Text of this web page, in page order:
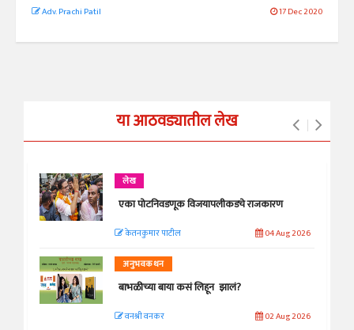
Adv. Prachi Patil 17 Dec 2020
या आठवड्यातील लेख
लेख
एका पोटनिवडणूक विजयापलीकडचे राजकारण
केतनकुमार पाटील 04 Aug 2026
अनुभवकथन
बाभळीच्या बाया कसं लिहून झालं?
वनश्री वनकर 02 Aug 2026